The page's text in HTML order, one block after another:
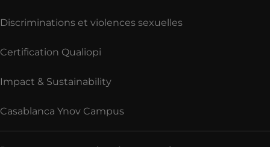
Discriminations et violences sexuelles
Certification Qualiopi
Impact & Sustainability
Casablanca Ynov Campus